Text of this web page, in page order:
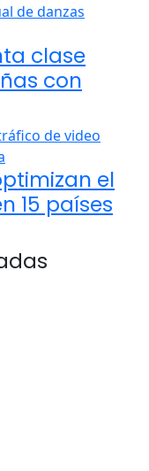
de danzas
clase
con
de video
el
15 países